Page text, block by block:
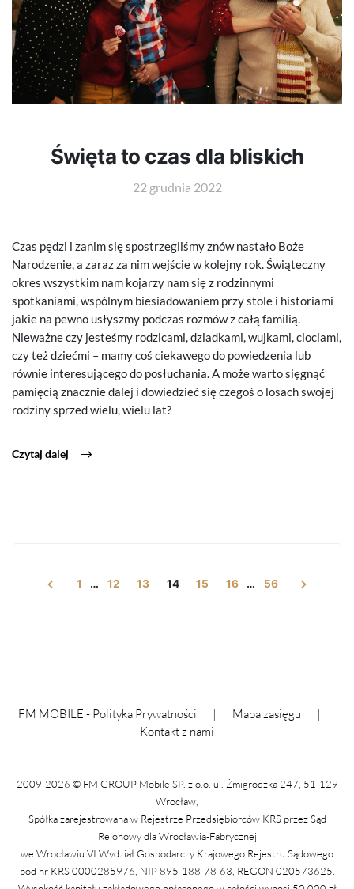
Święta to czas dla bliskich
22 grudnia 2022
Czas pędzi i zanim się spostrzegliśmy znów nastało Boże
Narodzenie, a zaraz za nim wejście w kolejny rok. Świąteczny
okres wszystkim nam kojarzy nam się z rodzinnymi
spotkaniami, wspólnym biesiadowaniem przy stole i historiami
jakie na pewno usłyszmy podczas rozmów z całą familią.
Nieważne czy jesteśmy rodzicami, dziadkami, wujkami, ciociami,
czy też dziećmi – mamy coś ciekawego do powiedzenia lub
równie interesującego do posłuchania. A może warto sięgnąć
pamięcią znacznie dalej i dowiedzieć się czegoś o losach swojej
rodziny sprzed wielu, wielu lat?
Czytaj dalej
Nawigacja
1 … 12 13 14 15 16 … 56
FM MOBILE - Polityka Prywatności | Mapa zasięgu
|
Kontakt z nami
2009-2026 © FM GROUP Mobile SP. z o.o. ul. Żmigrodzka 247, 51-129
Wrocław,
Spółka zarejestrowana w Rejestrze Przedsiębiorców KRS przez Sąd
Rejonowy dla Wrocławia-Fabrycznej
we Wrocławiu VI Wydział Gospodarczy Krajowego Rejestru Sądowego
pod nr KRS 0000285976, NIP 895-188-78-63, REGON 020573625.